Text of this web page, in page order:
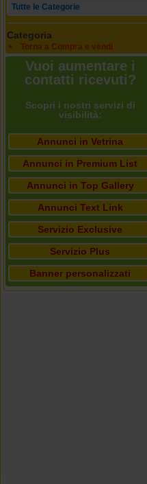
Tutte le Categorie
Categoria
Torna a Compra e vendi
Vuoi aumentare i
contatti ricevuti?
Scopri i nostri servizi di
visibilità:
Annunci in Vetrina
Annunci in Premium List
Annunci in Top Gallery
Annunci Text Link
Servizio Exclusive
Servizio Plus
Banner personalizzati